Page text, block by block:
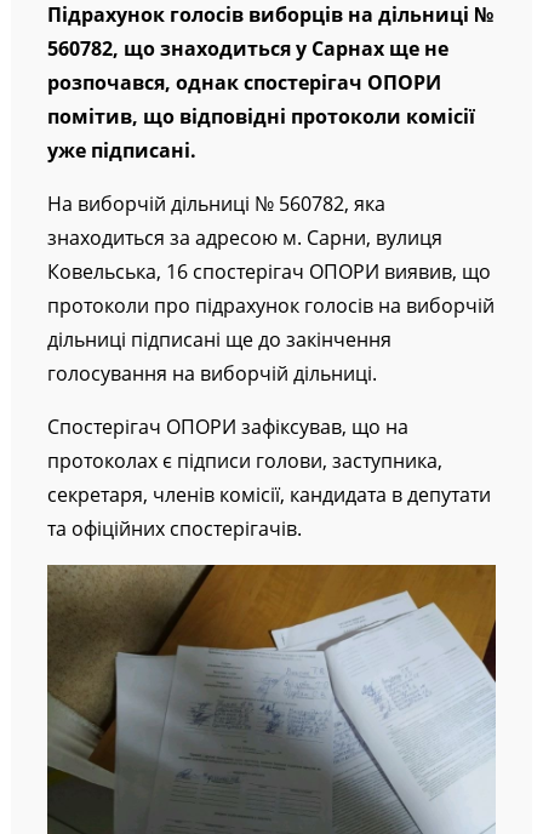
Підрахунок голосів виборців на дільниці №
560782, що знаходиться у Сарнах ще не
розпочався, однак спостерігач ОПОРИ
помітив, що відповідні протоколи комісії
На виборчій дільниці № 560782, яка
знаходиться за адресою м. Сарни, вулиця
Ковельська, 16 спостерігач ОПОРИ виявив, що
протоколи про підрахунок голосів на виборчій
дільниці підписані ще до закінчення
Спостерігач ОПОРИ зафіксував, що на
протоколах є підписи голови, заступника,
секретаря, членів комісії, кандидата в депутати